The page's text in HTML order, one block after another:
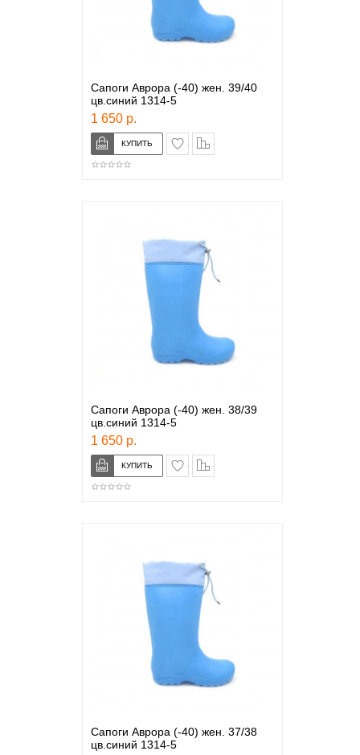
Сапоги Аврора (-40) жен. 39/40
цв.синий 1314-5
1 650 р.
в закладки
Сапоги Аврора (-40) жен. 38/39
цв.синий 1314-5
1 650 р.
в закладки
Сапоги Аврора (-40) жен. 37/38
цв.синий 1314-5